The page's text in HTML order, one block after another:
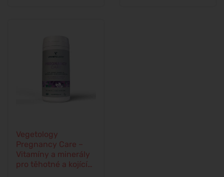
Vegetology
Pregnancy Care –
Vitamíny a minerály
pro těhotné a kojící